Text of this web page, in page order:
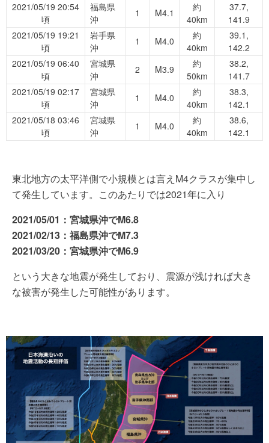
2021/05/19 20:54
頃
福島県
沖
1 M4.1
約
40km
37.7,
141.9
2021/05/19 19:21
頃
岩手県
沖
1 M4.0
約
40km
39.1,
142.2
2021/05/19 06:40
頃
宮城県
沖
2 M3.9
約
50km
38.2,
141.7
2021/05/19 02:17
頃
宮城県
沖
1 M4.0
約
40km
38.3,
142.1
2021/05/18 03:46
頃
宮城県
沖
1 M4.0
約
40km
38.6,
142.1
東北地方の太平洋側で小規模とは言えM4クラスが集中し
て発生しています。このあたりでは2021年に入り
2021/05/01：宮城県沖でM6.8
2021/02/13：福島県沖でM7.3
2021/03/20：宮城県沖でM6.9
という大きな地震が発生しており、震源が浅ければ大き
な被害が発生した可能性があります。